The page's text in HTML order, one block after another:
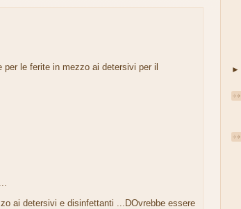
per le ferite in mezzo ai detersivi per il
ai detersivi e disinfettanti ...DOvrebbe essere
►